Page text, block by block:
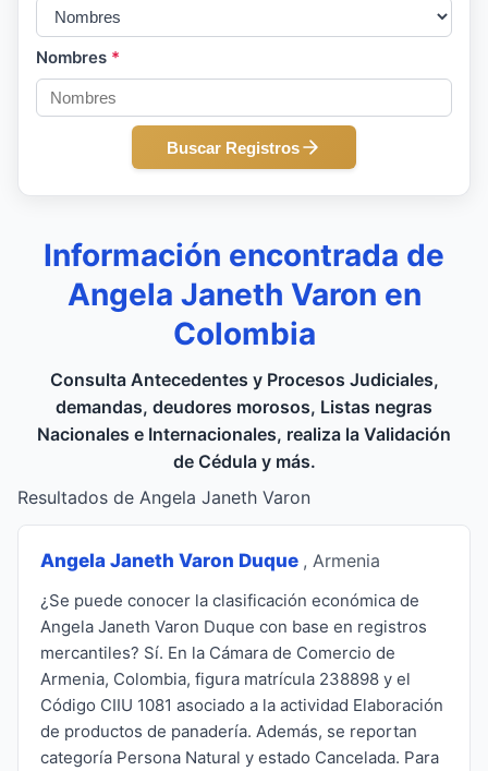
Nombres *
Buscar Registros
Información encontrada de
Angela Janeth Varon en
Colombia
Consulta Antecedentes y Procesos Judiciales,
demandas, deudores morosos, Listas negras
Nacionales e Internacionales, realiza la Validación
de Cédula y más.
Resultados de Angela Janeth Varon
Angela Janeth Varon Duque , Armenia
¿Se puede conocer la clasificación económica de
Angela Janeth Varon Duque con base en registros
mercantiles? Sí. En la Cámara de Comercio de
Armenia, Colombia, figura matrícula 238898 y el
Código CIIU 1081 asociado a la actividad Elaboración
de productos de panadería. Además, se reportan
categoría Persona Natural y estado Cancelada. Para